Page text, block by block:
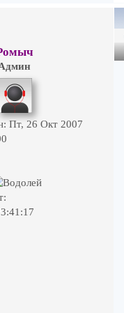
: Пт, 26 Окт 2007